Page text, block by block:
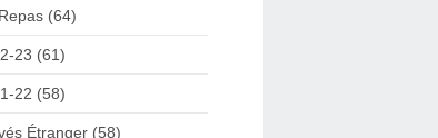
(64)
23 (61)
22 (58)
Étranger (58)